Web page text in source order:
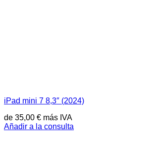
iPad mini 7 8,3″ (2024)
de 35,00 € más IVA
Añadir a la consulta